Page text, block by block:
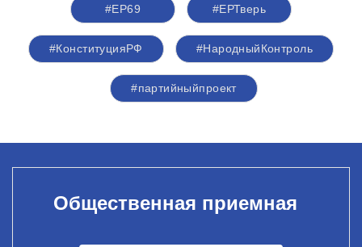
#ЕР69 #ЕРТверь
#КонституцияРФ #НародныйКонтроль
#партийныйпроект
Общественная приемная